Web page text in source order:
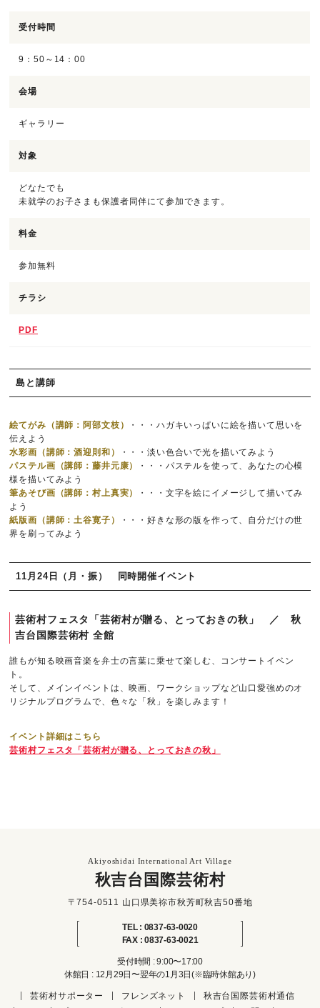
受付時間
9：50～14：00
会場
ギャラリー
対象
どなたでも
未就学のお子さまも保護者同伴にて参加できます。
料金
参加無料
チラシ
PDF
島と講師
絵てがみ（講師：阿部文枝）
・・・ハガキいっぱいに絵を描いて思いを
伝えよう
水彩画（講師：酒迎則和）
・・・淡い色合いで光を描いてみよう
パステル画（講師：藤井元康）
・・・パステルを使って、あなたの心模
様を描いてみよう
筆あそび画（講師：村上真実）
・・・文字を絵にイメージして描いてみ
よう
紙版画（講師：土谷寛子）
・・・好きな形の版を作って、自分だけの世
界を刷ってみよう
11月24日（月・振） 同時開催イベント
芸術村フェスタ「芸術村が贈る、とっておきの秋」 ／ 秋
吉台国際芸術村 全館
誰もが知る映画音楽を弁士の言葉に乗せて楽しむ、コンサートイベン
ト。
そして、メインイベントは、映画、ワークショップなど山口愛強めのオ
リジナルプログラムで、色々な「秋」を楽しみます！
イベント詳細はこちら
芸術村フェスタ「芸術村が贈る、とっておきの秋」
Akiyoshidai International Art Village
秋吉台国際芸術村
〒754-0511 山口県美祢市秋芳町秋吉50番地
TEL : 0837-63-0020
FAX : 0837-63-0021
受付時間 : 9:00〜17:00
休館日 : 12月29日〜翌年の1月3日(※臨時休館あり)
芸術村サポーター フレンズネット
秋吉台国際芸術村通信